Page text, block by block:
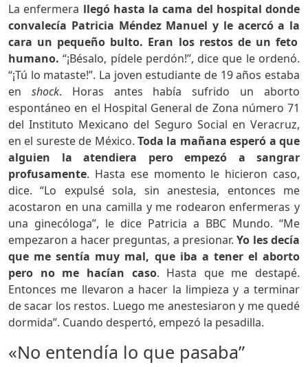
La enfermera llegó hasta la cama del hospital donde
convalecía Patricia Méndez Manuel y le acercó a la
cara un pequeño bulto. Eran los restos de un feto
humano.“¡Bésalo, pídele perdón!”, dice que le ordenó.
“¡Tú lo mataste!”. La joven estudiante de 19 años estaba
en shock. Horas antes había sufrido un aborto
espontáneo en el Hospital General de Zona número 71
del Instituto Mexicano del Seguro Social en Veracruz,
en el sureste de México. Toda la mañana esperó a que
alguien la atendiera pero empezó a sangrar
profusamente. Hasta ese momento le hicieron caso,
dice. “Lo expulsé sola, sin anestesia, entonces me
acostaron en una camilla y me rodearon enfermeras y
una ginecóloga”, le dice Patricia a BBC Mundo. “Me
empezaron a hacer preguntas, a presionar.Yo les decía
que me sentía muy mal, que iba a tener el aborto
pero no me hacían caso. Hasta que me destapé.
Entonces me llevaron a hacer la limpieza y a terminar
de sacar los restos. Luego me anestesiaron y me quedé
dormida”. Cuando despertó, empezó la pesadilla.
«No entendía lo que pasaba”